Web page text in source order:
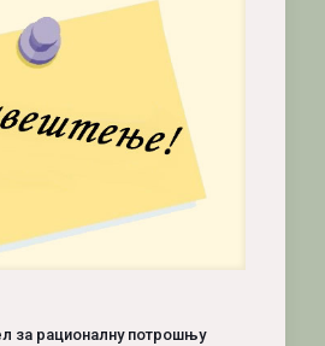
за рационалну потрошњу